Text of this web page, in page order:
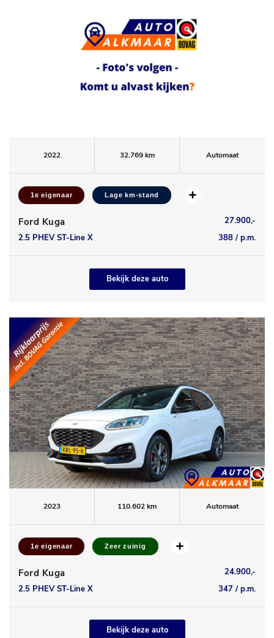
2022 32.769 km Automaat
1e eigenaar Lage km-stand
Ford Kuga
27.900,-
2.5 PHEV ST-Line X
388 / p.m.
Bekijk deze auto
2023 110.602 km Automaat
1e eigenaar Zeer zuinig
Ford Kuga
24.900,-
2.5 PHEV ST-Line X
347 / p.m.
Bekijk deze auto